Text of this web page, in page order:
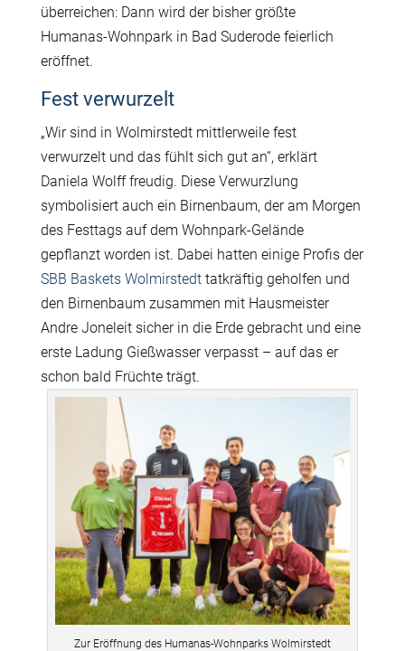
überreichen: Dann wird der bisher größte
Humanas-Wohnpark in Bad Suderode feierlich
eröffnet.
Fest verwurzelt
„Wir sind in Wolmirstedt mittlerweile fest
verwurzelt und das fühlt sich gut an“, erklärt
Daniela Wolff freudig. Diese Verwurzlung
symbolisiert auch ein Birnenbaum, der am Morgen
des Festtags auf dem Wohnpark-Gelände
gepflanzt worden ist. Dabei hatten einige Profis der
SBB Baskets Wolmirstedttatkräftig geholfen und
den Birnenbaum zusammen mit Hausmeister
Andre Joneleit sicher in die Erde gebracht und eine
erste Ladung Gießwasser verpasst – auf das er
schon bald Früchte trägt.
Zur Eröffnung des Humanas-Wohnparks Wolmirstedt